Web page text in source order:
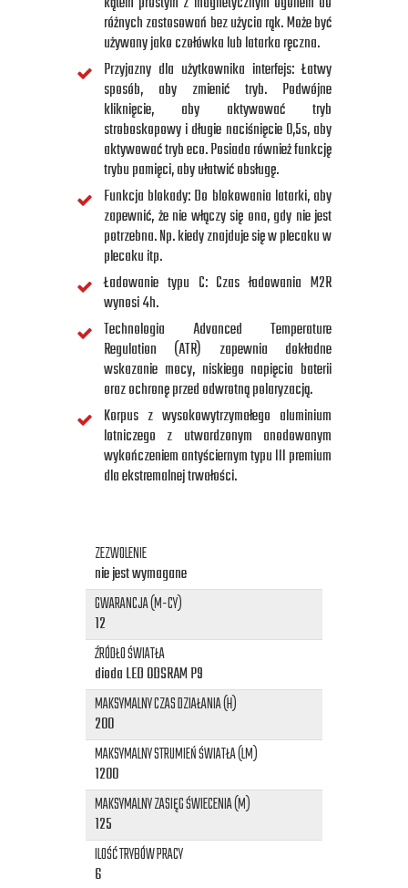
różnych zastosowań bez użycia rąk. Może być
używany jako czołówka lub latarka ręczna.
Przyjazny dla użytkownika interfejs: Łatwy
sposób, aby zmienić tryb. Podwójne
kliknięcie, aby aktywować tryb
stroboskopowy i długie naciśnięcie 0,5s, aby
aktywować tryb eco. Posiada również funkcję
trybu pamięci, aby ułatwić obsługę.
Funkcja blokady: Do blokowania latarki, aby
zapewnić, że nie włączy się ona, gdy nie jest
potrzebna. Np. kiedy znajduje się w plecaku w
plecaku itp.
Ładowanie typu C: Czas ładowania M2R
wynosi 4h.
Technologia Advanced Temperature
Regulation (ATR) zapewnia dokładne
wskazanie mocy, niskiego napięcia baterii
oraz ochronę przed odwrotną polaryzacją.
Korpus z wysokowytrzymałego aluminium
lotniczego z utwardzonym anodowanym
wykończeniem antyściernym typu III premium
dla ekstremalnej trwałości.
ZEZWOLENIE
nie jest wymagane
GWARANCJA (M-CY)
12
ŹRÓDŁO ŚWIATŁA
dioda LED ODSRAM P9
MAKSYMALNY CZAS DZIAŁANIA (H)
200
MAKSYMALNY STRUMIEŃ ŚWIATŁA (LM)
1200
MAKSYMALNY ZASIĘG ŚWIECENIA (M)
125
ILOŚĆ TRYBÓW PRACY
6